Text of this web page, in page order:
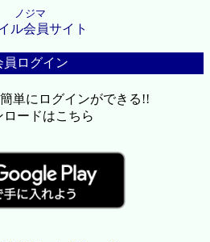
ノジマ
ル会員サイト
員ログイン
単にログインができる!!
ロードはこちら